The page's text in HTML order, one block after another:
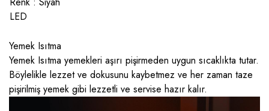
LED
Yemek Isıtma
Yemek Isıtma yemekleri aşırı pişirmeden uygun sıcaklıkta tutar.
Böylelikle lezzet ve dokusunu kaybetmez ve her zaman taze
pişirilmiş yemek gibi lezzetli ve servise hazır kalır.